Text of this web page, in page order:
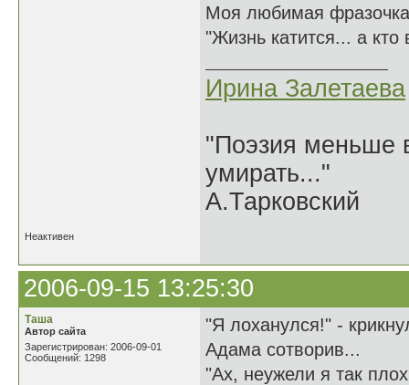
Моя любимая
"Жизнь катится... а
Ирина Залетаева
"Поэзия меньше
умирать..."
А.Тарковский
Неактивен
2006-09-15 13:25:30
Таша
Автор сайта
Зарегистрирован: 2006-09-01
Сообщений: 1298
"Я лоханулся!" -
Адама сотворив...
"Ах, неужели я так